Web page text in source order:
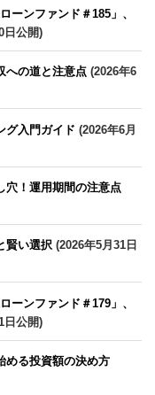
ーンファンド＃185」、
日公開)
への道と注意点 (2026年6
グ入門ガイド (2026年6月
穴！運用期間の注意点
賢い選択 (2026年5月31日
ーンファンド＃179」、
日公開)
める投資額の決め方